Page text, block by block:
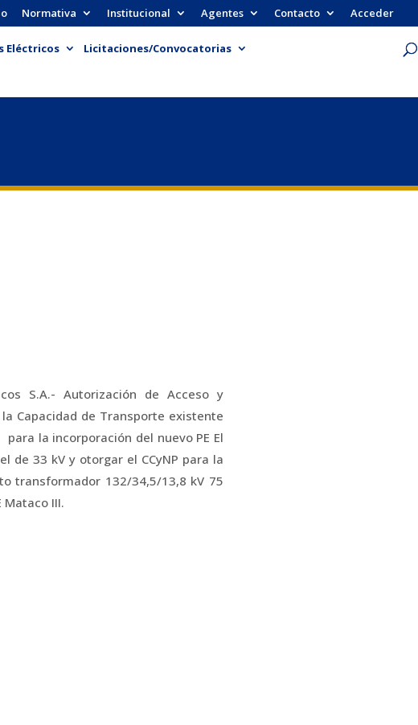
Normativa Institucional Agentes Contacto Acceder
Eléctricos
Licitaciones/Convocatorias
S.A.- Autorización de Acceso y
Capacidad de Transporte existente
la incorporación del nuevo PE El
de 33 kV y otorgar el CCyNP para la
transformador 132/34,5/13,8 kV 75
Mataco III.